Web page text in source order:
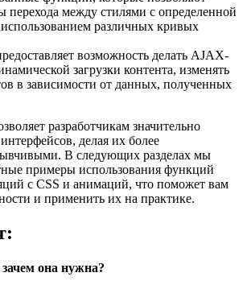
перехода между стилями с определенной
различных кривых
возможность делать AJAX-
загрузки контента, изменять
в зависимости от данных, полученных
разработчикам значительно
делая их более
В следующих разделах мы
примеры использования функций
с CSS и анимаций, что поможет вам
и применить их на практике.
она нужна?